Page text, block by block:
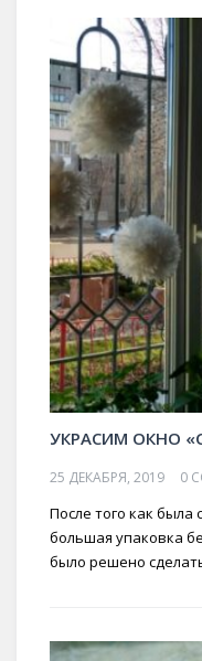
УКРАСИМ ОКНО
25 ДЕКАБРЯ, 2019 0
После того как была
большая упаковка
было решено